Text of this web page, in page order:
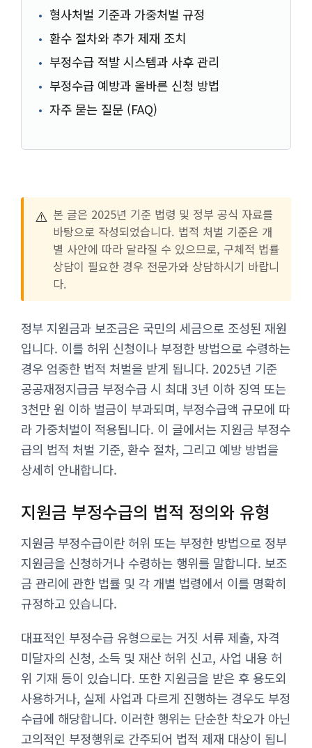
형사처벌 기준과 가중처벌 규정
환수 절차와 추가 제재 조치
부정수급 적발 시스템과 사후 관리
부정수급 예방과 올바른 신청 방법
자주 묻는 질문 (FAQ)
⚠️ 본 글은 2025년 기준 법령 및 정부 공식 자료를
바탕으로 작성되었습니다. 법적 처벌 기준은 개
별 사안에 따라 달라질 수 있으므로, 구체적 법률
상담이 필요한 경우 전문가와 상담하시기 바랍니
다.
정부 지원금과 보조금은 국민의 세금으로 조성된 재원
입니다. 이를 허위 신청이나 부정한 방법으로 수령하는
경우 엄중한 법적 처벌을 받게 됩니다. 2025년 기준
공공재정지급금 부정수급 시 최대 3년 이하 징역 또는
3천만 원 이하 벌금이 부과되며, 부정수급액 규모에 따
라 가중처벌이 적용됩니다. 이 글에서는 지원금 부정수
급의 법적 처벌 기준, 환수 절차, 그리고 예방 방법을
상세히 안내합니다.
지원금 부정수급의 법적 정의와 유형
지원금 부정수급이란 허위 또는 부정한 방법으로 정부
지원금을 신청하거나 수령하는 행위를 말합니다. 보조
금 관리에 관한 법률 및 각 개별 법령에서 이를 명확히
규정하고 있습니다.
대표적인 부정수급 유형으로는 거짓 서류 제출, 자격
미달자의 신청, 소득 및 재산 허위 신고, 사업 내용 허
위 기재 등이 있습니다. 또한 지원금을 받은 후 용도외
사용하거나, 실제 사업과 다르게 진행하는 경우도 부정
수급에 해당합니다. 이러한 행위는 단순한 착오가 아닌
고의적인 부정행위로 간주되어 법적 제재 대상이 됩니